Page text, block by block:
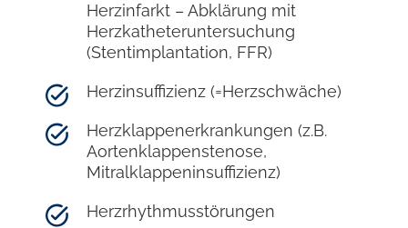
Herzinfarkt – Abklärung mit
Herzkatheteruntersuchung
(Stentimplantation, FFR)
Herzinsuffizienz (=Herzschwäche)
Herzklappenerkrankungen (z.B.
Aortenklappenstenose,
Mitralklappeninsuffizienz)
Herzrhythmusstörungen